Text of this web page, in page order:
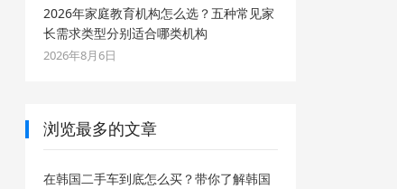
2026年家庭教育机构怎么选？五种常见家
长需求类型分别适合哪类机构
2026年8月6日
浏览最多的文章
在韩国二手车到底怎么买？带你了解韩国